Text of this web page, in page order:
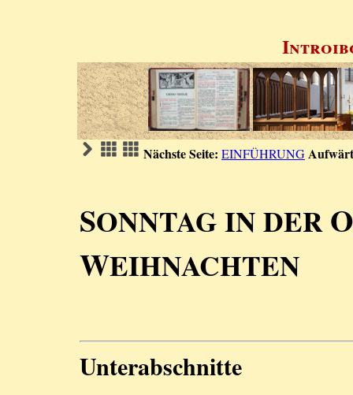
Nächste Seite: EINFÜHRUNG
SONNTAG IN DERO
WEIHNACHTEN
Unterabschnitte